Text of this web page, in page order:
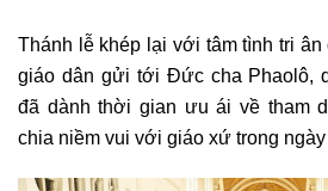
Thánh lễ khép lại với tâm tình tri
giáo dân gửi tới Đức cha Phaolô,
đã dành thời gian ưu ái về tham
chia niềm vui với giáo xứ trong